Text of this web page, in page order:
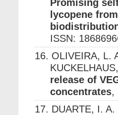
Promising
lycopene
ISSN:
16. OLIVEIRA, L.
release of
concentrates,
17. DUARTE, I.